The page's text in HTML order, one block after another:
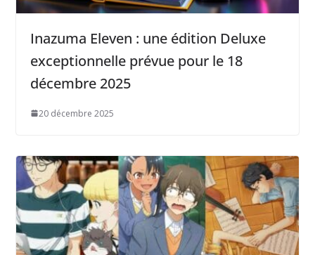
Inazuma Eleven : une édition Deluxe
exceptionnelle prévue pour le 18
décembre 2025
20 décembre 2025